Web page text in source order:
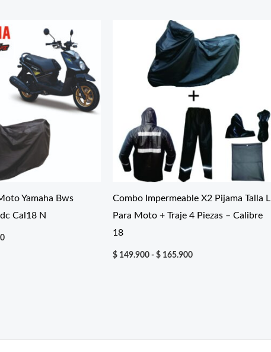
Yamaha Bws
Cal18 N
El
Combo Impermeable X2 Pijama Talla L
Para Moto + Traje 4 Piezas – Calibre
18
$ 149.900 - $ 165.900Rango